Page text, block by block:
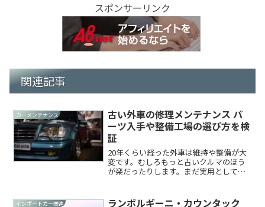
スポンサーリンク
関連記事
カーメンテナンス
古い外車の修理メンテナンス パ
ーツ入手や整備工場の選び方を検
証
20年くらい経った外車は維持や整備が大
変です。むしろもっと古いクルマのほう
が楽だったりします。まだ実用として乗
備の最善策を考えてみましょう。パーツ
インポートカー関連
ランボルギーニ・カウンタック